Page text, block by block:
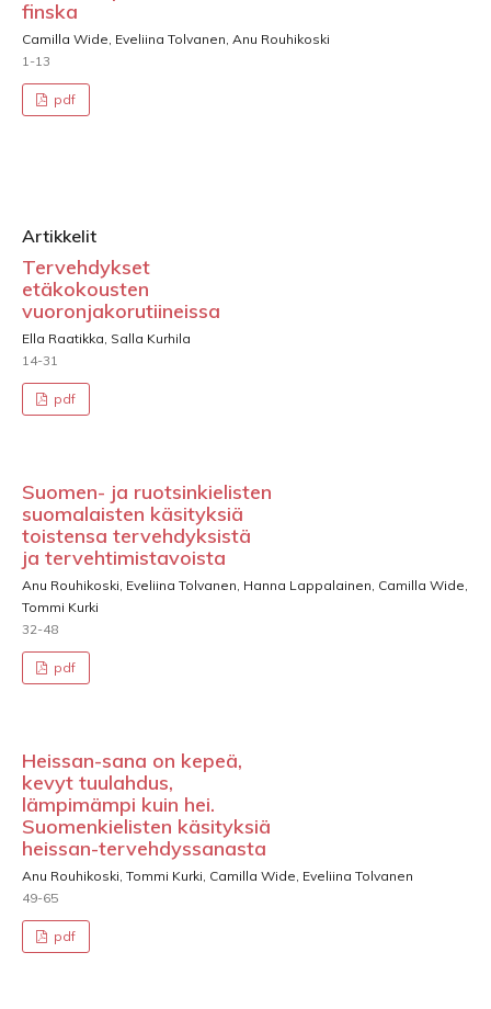
finska
Camilla Wide, Eveliina Tolvanen, Anu Rouhikoski
1-13
pdf
Artikkelit
Tervehdykset
etäkokousten
vuoronjakorutiineissa
Ella Raatikka, Salla Kurhila
14-31
pdf
Suomen- ja ruotsinkielisten
suomalaisten käsityksiä
toistensa tervehdyksistä
ja tervehtimistavoista
Anu Rouhikoski, Eveliina Tolvanen, Hanna Lappalainen, Camilla Wide,
Tommi Kurki
32-48
pdf
Heissan-sana on kepeä,
kevyt tuulahdus,
lämpimämpi kuin hei.
Suomenkielisten käsityksiä
heissan-tervehdyssanasta
Anu Rouhikoski, Tommi Kurki, Camilla Wide, Eveliina Tolvanen
49-65
pdf